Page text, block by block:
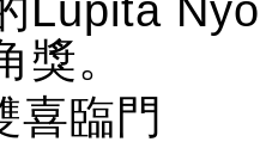
Lupita
獎。
喜臨門